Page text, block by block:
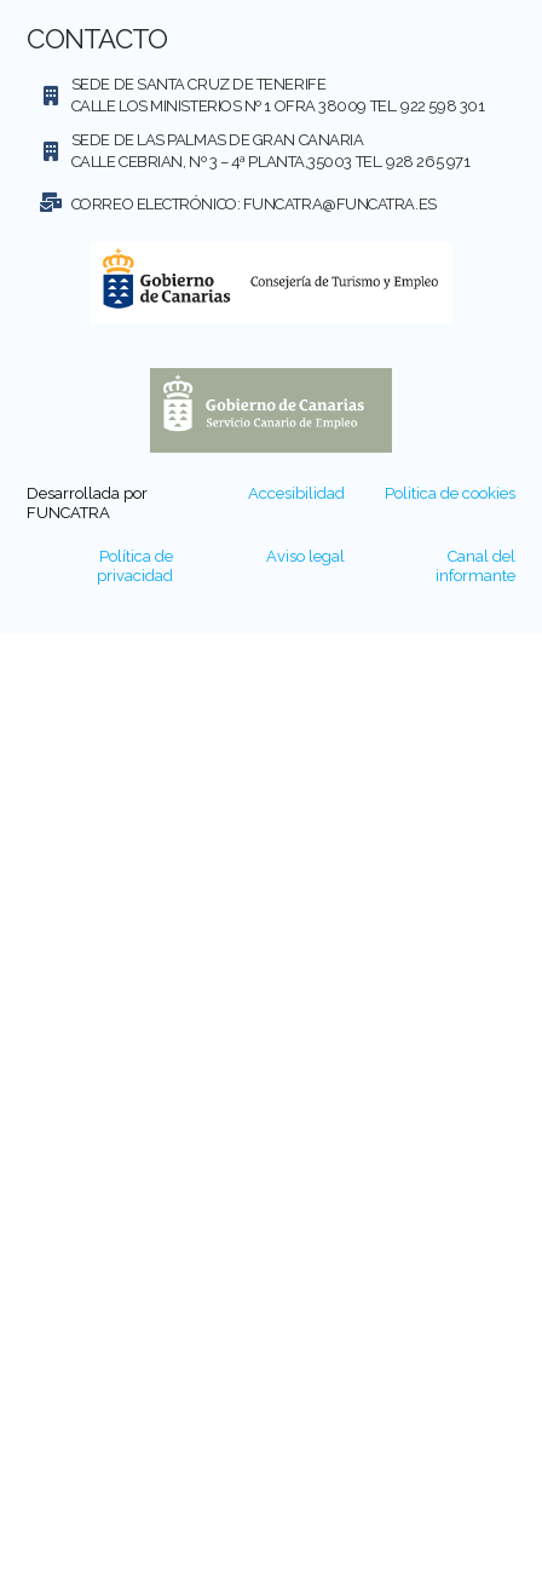
CONTACTO
SEDE DE SANTA CRUZ DE TENERIFE
CALLE LOS MINISTERIOS Nº 1 OFRA 38009 TEL. 922 598 301
SEDE DE LAS PALMAS DE GRAN CANARIA
CALLE CEBRIAN, Nº 3 – 4ª PLANTA,35003 TEL. 928 265 971
CORREO ELECTRÓNICO: FUNCATRA@FUNCATRA.ES
Desarrollada por
FUNCATRA
Accesibilidad Politica de cookies
Política de
privacidad
Aviso legal
Canal del
informante